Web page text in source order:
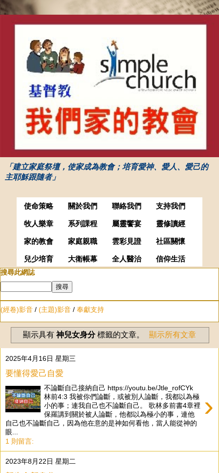
「建立家庭祭壇，使家成為教會；培育愛神、愛人、愛己的
主耶穌跟隨者」
使命策略 關於我們 聯絡我們 支持我們
牧人樂章 系列課程 屬靈饗宴 靈修讀經
家的教會 家庭親職 雲彩見證 社區關懷
兒少培育 大衛帳幕 全人醫治
信仰生活
搜尋此網誌
(經卷)影音 / (主題)影音 / 奉獻支持
顯示具有 神兒女身分標籤的文章。 顯示所有文章
2025年4月16日 星期三
要懂得愛己自愛
›
不論斷自己接納自己 https://youtu.be/Jtle_rofCYk
林前4:3 我被你們論斷，或被別人論斷，我都以為極
小的事；連我自己也不論斷自己。 歌林多前書4章裡
保羅講到關於被人論斷，他都以為極小的事，連他
自己也不論斷自己，因為他在意的是神如何看他，當人能從神的
眼...
1 則留言:
2023年8月22日 星期二